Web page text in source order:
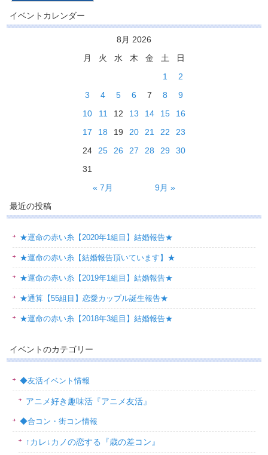
イベントカレンダー
8月 2026
月 火 水 木 金 土 日
« 7月 9月 »
1
2
3
4 5 6 7 8
9
10
11 12 13 14 15
16
17
18 19 20 21 22
23
24
25 26 27 28 29
30
31
最近の投稿
★運命の赤い糸【2020年1組目】結婚報告★
★運命の赤い糸【結婚報告頂いています】★
★運命の赤い糸【2019年1組目】結婚報告★
★通算【55組目】恋愛カップル誕生報告★
★運命の赤い糸【2018年3組目】結婚報告★
イベントのカテゴリー
◆友活イベント情報
アニメ好き趣味活『アニメ友活』
◆合コン・街コン情報
↑カレ↓カノの恋する『歳の差コン』